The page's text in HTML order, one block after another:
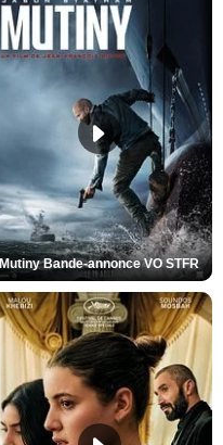
Mutiny Bande-annonce VO STFR